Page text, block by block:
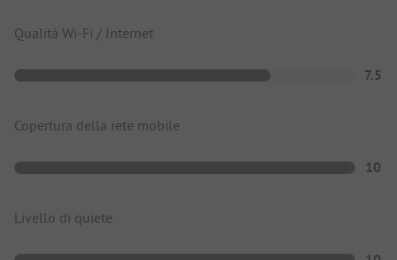
Qualità Wi-Fi / Internet
7.5
Copertura della rete mobile
10
Livello di quiete